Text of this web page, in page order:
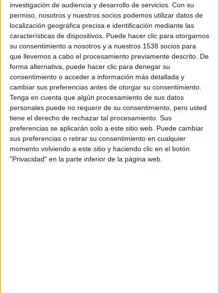
investigación de audiencia y desarrollo de servicios. Con su
permiso, nosotros y nuestros socios podemos utilizar datos de
localización geográfica precisa e identificación mediante las
características de dispositivos. Puede hacer clic para otorgarnos
su consentimiento a nosotros y a nuestros 1538 socios para
que llevemos a cabo el procesamiento previamente descrito. De
forma alternativa, puede hacer clic para denegar su
consentimiento o acceder a información más detallada y
cambiar sus preferencias antes de otorgar su consentimiento.
Tenga en cuenta que algún procesamiento de sus datos
personales puede no requerir de su consentimiento, pero usted
tiene el derecho de rechazar tal procesamiento. Sus
preferencias se aplicarán solo a este sitio web. Puede cambiar
sus preferencias o retirar su consentimiento en cualquier
momento volviendo a este sitio y haciendo clic en el botón
"Privacidad" en la parte inferior de la página web.
Certificaciones
Entradas recientes